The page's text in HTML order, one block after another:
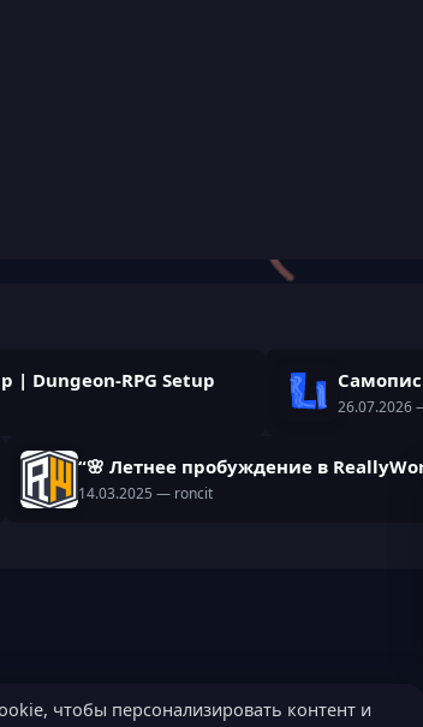
| Dungeon-RPG Setup
26.07.2026
“🌸 Летнее пробуждение в
14.03.2025 — roncit
чтобы персонализировать контент и